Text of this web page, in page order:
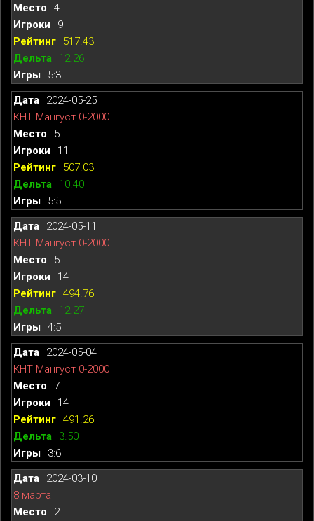
4
9
517.43
12.26
5:3
2024-05-25
КНТ Мангуст 0-2000
5
11
507.03
10.40
5:5
2024-05-11
КНТ Мангуст 0-2000
5
14
494.76
12.27
4:5
2024-05-04
КНТ Мангуст 0-2000
7
14
491.26
3.50
3:6
2024-03-10
8 марта
2